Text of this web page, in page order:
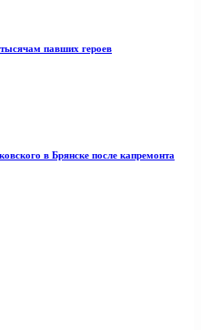
павших героев
в Брянске после капремонта